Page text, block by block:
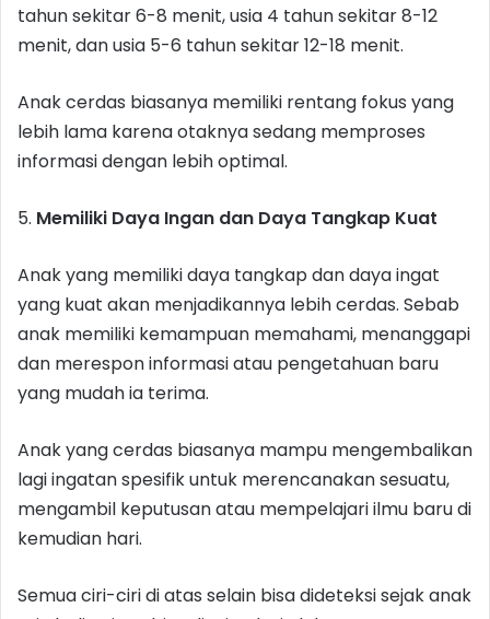
tahun sekitar 6-8 menit, usia 4 tahun sekitar 8-12
menit, dan usia 5-6 tahun sekitar 12-18 menit.
Anak cerdas biasanya memiliki rentang fokus yang
lebih lama karena otaknya sedang memproses
informasi dengan lebih optimal.
5. Memiliki Daya Ingan dan Daya Tangkap Kuat
Anak yang memiliki daya tangkap dan daya ingat
yang kuat akan menjadikannya lebih cerdas. Sebab
anak memiliki kemampuan memahami, menanggapi
dan merespon informasi atau pengetahuan baru
yang mudah ia terima.
Anak yang cerdas biasanya mampu mengembalikan
lagi ingatan spesifik untuk merencanakan sesuatu,
mengambil keputusan atau mempelajari ilmu baru di
kemudian hari.
Semua ciri-ciri di atas selain bisa dideteksi sejak anak